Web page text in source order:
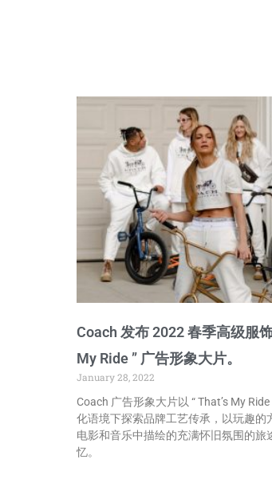
Coach 发布 2022 春季高级服
My Ride ” 广告形象大片。
January 28, 2022
Coach 广告形象大片以 “ That’s My
化语境下探索品牌工艺传承，以玩趣的
电影和音乐中描绘的充满怀旧氛围的旅
忆。